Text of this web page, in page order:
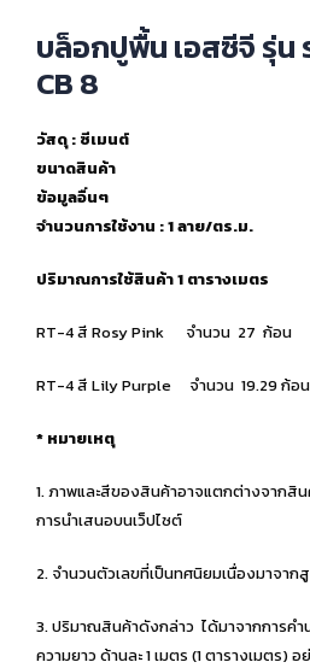
บล็อกปูพื้น เอสซีจี รุ่น
CB 8
วัสดุ : ซีเมนต์
ขนาดสินค้า
ข้อมูลอื่นๆ
จำนวนการใช้งาน :1ลาย/ตร.ม.
ปริมาณการใช้สินค้า 1 ตารางเมตร
RT-4 สี Rosy Pink จำนวน 27 ก้อน
RT-4 สี Lily Purple จำนวน 19.29 ก้อน
* หมายเหตุ
1. ภาพและสีของสินค้าอาจแตกต่างจากสิ
การนำเสนอบนเว็ปไซต์
2. จำนวนตัวเลขที่เป็นทศนิยมเนื่องมาจา
3. ปริมาณสินค้าดังกล่าว ได้มาจากการค
ความยาว ด้านละ 1 เมตร (1 ตารางเมตร)